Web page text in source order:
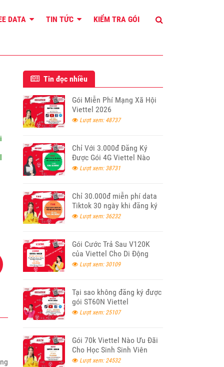
DATA TIN TỨC KIỂM TRA GÓI
Tin đọc nhiều
Gói Miễn Phí Mạng Xã Hội
Viettel 2026
Lượt xem: 48737
Chỉ Với 3.000đ Đăng Ký
Được Gói 4G Viettel Nào
Lượt xem: 38731
Chỉ 30.000đ miễn phí data
Tiktok 30 ngày khi đăng ký
T30 Viettel
Lượt xem: 36232
Gói Cước Trả Sau V120K
của Viettel Cho Di Động
Lượt xem: 30109
Tại sao không đăng ký được
gói ST60N Viettel
Lượt xem: 25107
Gói 70k Viettel Nào Ưu Đãi
Cho Học Sinh Sinh Viên
2026Lượt xem: 24532